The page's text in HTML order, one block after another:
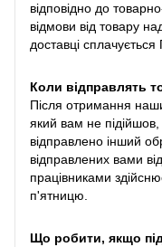
відповідно до
відмови від товару
доставці сплачується
Коли відправлять
Після отримання
який вам не
відправлено інший
відправлених вами
працівниками
п'ятницю.
Що робити, якщо